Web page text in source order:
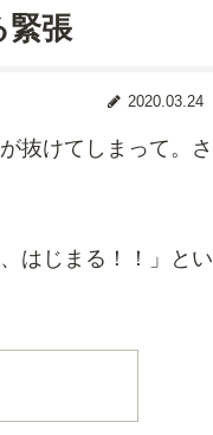
緊張
2020.03.24
抜けてしまって。さ
はじまる！！」とい